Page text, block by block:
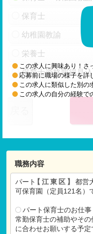
この求人に興味あり！さ
応募前に職場の様子を詳
この求人に類似した別の
この求人の自分の経験で
保育士
幼稚園教諭
栄養士
保育士資格取得見込
職務内容
パート【江東区】 都営
可保育園（定員121名）
パート保育士のお仕事
常勤保育士の補助やそ
に合わせお願いする予定